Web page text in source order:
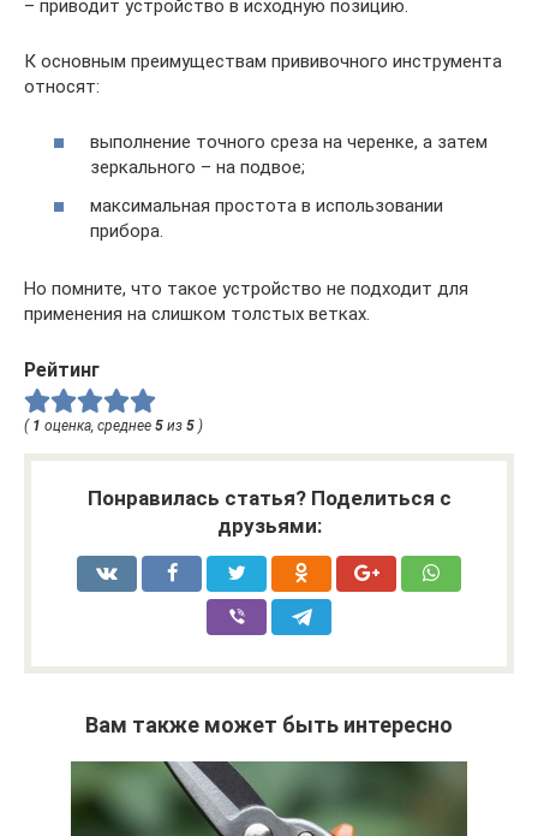
– приводит устройство в исходную позицию.
К основным преимуществам прививочного инструмента
относят:
выполнение точного среза на черенке, а затем
зеркального – на подвое;
максимальная простота в использовании
прибора.
Но помните, что такое устройство не подходит для
применения на слишком толстых ветках.
Рейтинг
( 1 оценка, среднее 5 из 5 )
Понравилась статья? Поделиться с
друзьями:
Вам также может быть интересно